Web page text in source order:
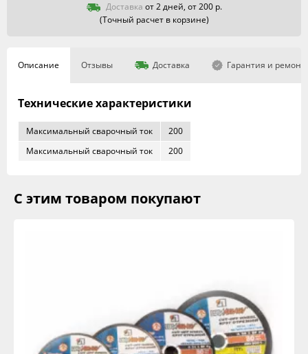
Доставка от 2 дней, от 200 р.
(Точный расчет в корзине)
Описание Отзывы Доставка Гарантия и ремонт
Технические характеристики
Максимальный сварочный ток
200
Максимальный сварочный ток
200
С этим товаром покупают